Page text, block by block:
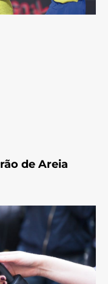
de Areia